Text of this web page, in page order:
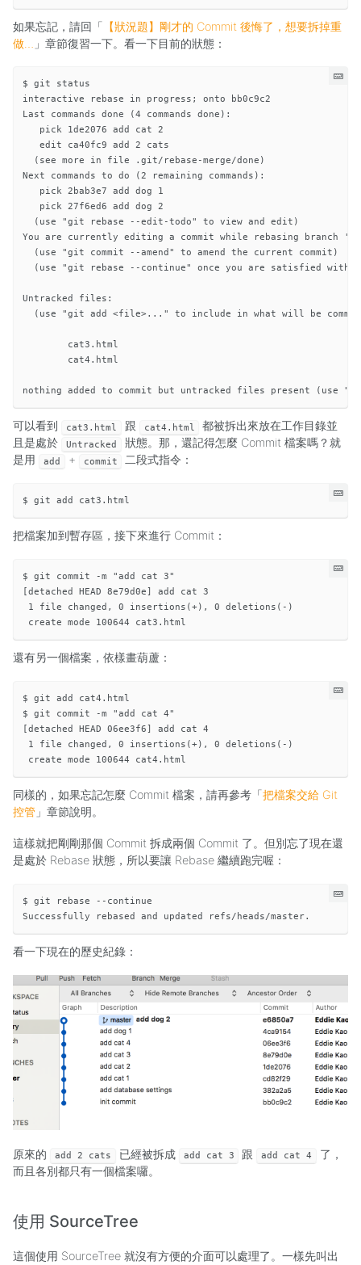
如果忘記，請回「 【狀況題】剛才的 Commit 後悔了，想要拆掉重
做…
」章節復習一下。看一下目前的狀態：
$ git status
interactive rebase in progress; onto bb0c9c2
Last commands done (4 commands done):
   pick 1de2076 add cat 2
   edit ca40fc9 add 2 cats
  (see more in file .git/rebase-merge/done)
Next commands to do (2 remaining commands):
   pick 2bab3e7 add dog 1
   pick 27f6ed6 add dog 2
  (use "git rebase --edit-todo" to view and edit)
You are currently editing a commit while rebasing branch
  (use "git commit --amend" to amend the current commit)
(use "git rebase --continue" once you are satisfied with
Untracked files:
(use "git add <file>..." to include in what will be
可以看到 cat3.html 跟 cat4.html
都被拆出來放在工作目錄並
且是處於
Untracked
狀態。那，還記得怎麼 Commit 檔案嗎？就
是用
add + commit 二段式指令：
把檔案加到暫存區，接下來進行 Commit：
$ git commit -m "add cat 3"
[detached HEAD 8e79d0e] add cat 3
1 file changed, 0 insertions(+), 0 deletions(-)
還有另一個檔案，依樣畫葫蘆：
$ git add cat4.html
$ git commit -m "add cat 4"
[detached HEAD 06ee3f6] add cat 4
1 file changed, 0 insertions(+), 0 deletions(-)
同樣的，如果忘記怎麼 Commit 檔案，請再參考「把檔案交給 Git
控管 」章節說明。
這樣就把剛剛那個 Commit 拆成兩個 Commit 了。但別忘了現在還
是處於 Rebase 狀態，所以要讓 Rebase 繼續跑完喔：
$ git rebase --continue
看一下現在的歷史紀錄：
原來的 add 2 cats 已經被拆成 add cat 3 跟 add cat 4
了，
而且各別都只有一個檔案囉。
使用 SourceTree
這個使用 SourceTree 就沒有方便的介面可以處理了。一樣先叫出